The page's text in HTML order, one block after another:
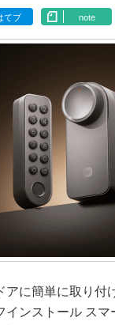
てブ note
に簡単に取り付
ンストール スマ